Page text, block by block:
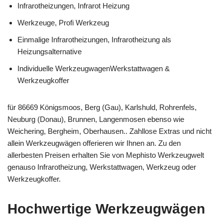
Infrarotheizungen, Infrarot Heizung
Werkzeuge, Profi Werkzeug
Einmalige Infrarotheizungen, Infrarotheizung als
Heizungsalternative
Individuelle WerkzeugwagenWerkstattwagen &
Werkzeugkoffer
für 86669 Königsmoos, Berg (Gau), Karlshuld, Rohrenfels,
Neuburg (Donau), Brunnen, Langenmosen ebenso wie
Weichering, Bergheim, Oberhausen.. Zahllose Extras und nicht
allein Werkzeugwägen offerieren wir Ihnen an. Zu den
allerbesten Preisen erhalten Sie von Mephisto Werkzeugwelt
genauso Infrarotheizung, Werkstattwagen, Werkzeug oder
Werkzeugkoffer.
Hochwertige Werkzeugwägen